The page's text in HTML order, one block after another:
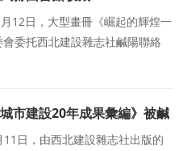
12日，大型畫冊《崛起的輝煌一
委托西北建設雜志社鹹陽聯絡
畫冊，館長
市建設20年成果彙編》被鹹
日，由西北建設雜志社出版的